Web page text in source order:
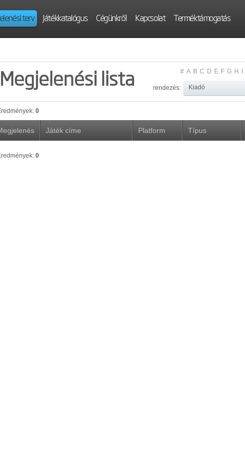
terv Játékkatalógus Cégünkről Kapcsolat Terméktámogatás
Megjelenési lista # A B C D E F G H
rendezés:
0
Játék címe Platform Típus
0